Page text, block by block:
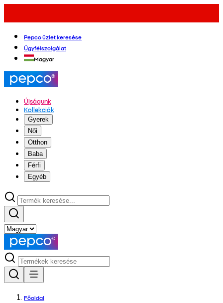
Pepco üzlet keresése
Ügyfélszolgálat
Magyar
Újságunk
Kollekciók
Gyerek
Női
Otthon
Baba
Férfi
Egyéb
Főoldal